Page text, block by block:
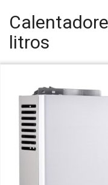
litros